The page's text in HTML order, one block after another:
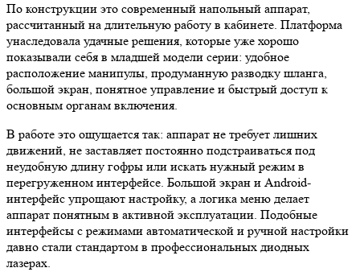
По конструкции это современный напольный аппарат,
рассчитанный на длительную работу в кабинете. Платформа
унаследовала удачные решения, которые уже хорошо
показывали себя в младшей модели серии: удобное
расположение манипулы, продуманную разводку шланга,
большой экран, понятное управление и быстрый доступ к
основным органам включения.
В работе это ощущается так: аппарат не требует лишних
движений, не заставляет постоянно подстраиваться под
неудобную длину гофры или искать нужный режим в
перегруженном интерфейсе. Большой экран и Android-
интерфейс упрощают настройку, а логика меню делает
аппарат понятным в активной эксплуатации. Подобные
интерфейсы с режимами автоматической и ручной настройки
давно стали стандартом в профессиональных диодных
лазерах.